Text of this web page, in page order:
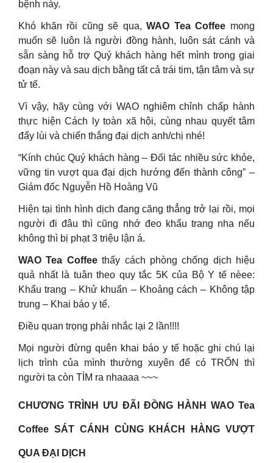
bệnh này.
Khó khăn rồi cũng sẽ qua,WAO Tea Coffee mong
muốn sẽ luôn là người đồng hành, luôn sát cánh và
sẵn sàng hỗ trợ Quý khách hàng hết mình trong giai
đoạn này và sau dịch bằng tất cả trái tim, tận tâm và sự
tử tế.
Vì vậy, hãy cùng với WAO nghiêm chỉnh chấp hành
thực hiện Cách ly toàn xã hội, cùng nhau quyết tâm
đẩy lùi và chiến thắng đại dịch anh/chị nhé!
“Kính chúc Quý khách hàng – Đối tác nhiều sức khỏe,
vững tin vượt qua đại dịch hướng đến thành công” –
Giám đốc Nguyễn Hồ Hoàng Vũ
Hiện tại tình hình dịch đang căng thẳng trở lại rồi, mọi
người đi đâu thì cũng nhớ đeo khẩu trang nha nếu
không thì bị phạt 3 triệu lận á.
WAO Tea Coffeethấy cách phòng chống dịch hiệu
quả nhất là tuân theo quy tắc 5K của Bộ Y tế nèee:
Khẩu trang – Khử khuẩn – Khoảng cách – Không tập
trung – Khai báo y tế.
Điều quan trọng phải nhắc lại 2 lần!!!!
Mọi người đừng quên khai báo y tế hoặc ghi chú lại
lịch trình của mình thường xuyên để có TRỐN thì
người ta còn TÌM ra nhaaaa ~~~
CHƯƠNG TRÌNH ƯU ĐÃI ĐỒNG HÀNH WAO Tea
Coffee SÁT CÁNH CÙNG KHÁCH HÀNG VƯỢT
QUA ĐẠI DỊCH